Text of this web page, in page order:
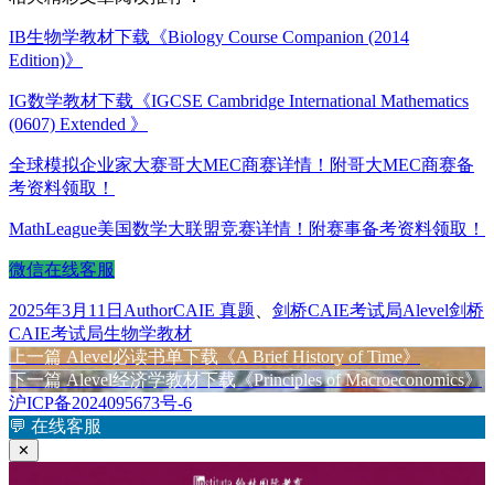
IB生物学教材下载《Biology Course Companion (2014
Edition)》
IG数学教材下载《IGCSE Cambridge International Mathematics
(0607) Extended 》
全球模拟企业家大赛哥大MEC商赛详情！附哥大MEC商赛备
考资料领取！
MathLeague美国数学大联盟竞赛详情！附赛事备考资料领取！
微信在线客服
发
布
于
2025年3月11日 作
者
Author分
类
CAIE 真题 剑桥CAIE考试局标
Alevel剑桥
CAIE考试局生物学教材
文
章
导
航
上一篇 上
篇
文
章：
Alevel必读书单下载《A Brief History of Time》
下一篇下
篇
文
Alevel经济学教材下载《Principles of Macroeconomics》
沪ICP备2024095673号-6
💬 在线客服
✕